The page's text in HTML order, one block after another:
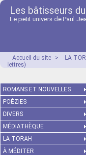
Les bâtisseurs
Le petit univers de Paul
Accueil du site > LA
lettres)
ROMANS ET NOUVELLES
POÉZIES
DIVERS
MÉDIATHÈQUE
LA TORAH
À MÉDITER